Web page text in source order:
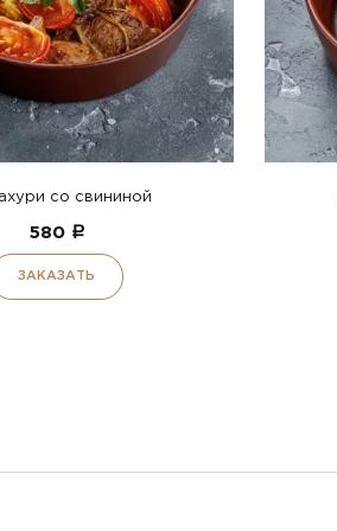
со свининой
580 a
ЗАКАЗАТЬ